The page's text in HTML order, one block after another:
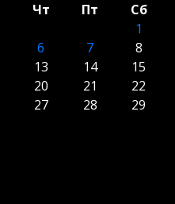
Чт Пт
Сб
1
6 7
8
13 14
15
20 21
22
27 28
29